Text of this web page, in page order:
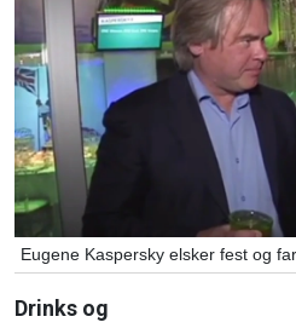
Eugene Kaspersky elsker fest og
Drinks og